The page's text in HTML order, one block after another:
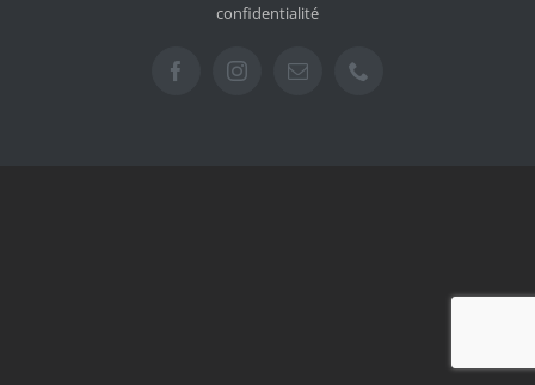
confidentialité
FacebookInstagramEmail